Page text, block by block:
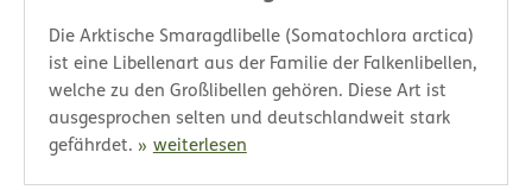
Die Arktische Smaragdlibelle (Somatochlora arctica)
ist eine Libellenart aus der Familie der Falkenlibellen,
welche zu den Großlibellen gehören. Diese Art ist
ausgesprochen selten und deutschlandweit stark
gefährdet.
weiterlesen